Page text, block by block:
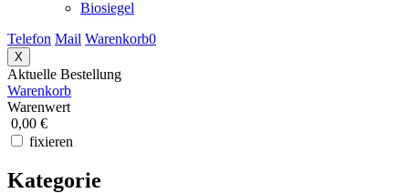
Biosiegel
Telefon Mail Warenkorb0
X
Aktuelle Bestellung
Warenkorb
Warenwert
0,00 €
fixieren
Kategorie